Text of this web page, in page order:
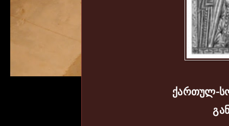
ქართულ-